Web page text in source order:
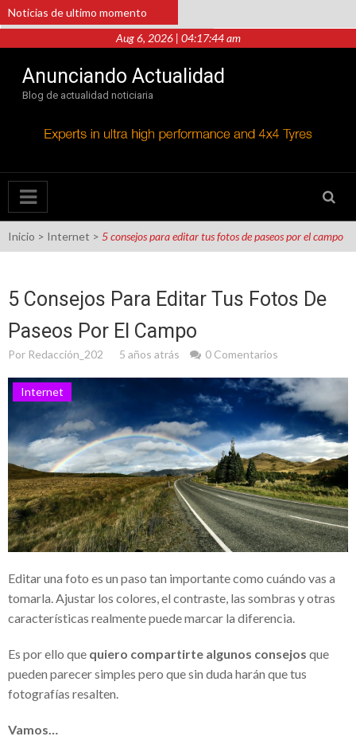
Saltar
Noticias de ultimo momento
Mejora el trámite de tu pensión con la
Modalidad 40 y aumenta tus semanas
cotizadas en el IMSS
respuesta
Cómo un pequeño emprendimiento se
convirtió en éxito gracias a la
¿Cómo buscar talento tecnológico?
falta de transparencia
El impacto de la corrupción en la industria
lechera mexicana: El caso de Teodoro
Espejo Barradas
Sempra Energy comprometida con el
desarrollo energético
energético en México y Estados Unidos
Comunicación en el entorno laboral
Crece el éxito de la red de medios
Albavisión de Ángel González / Grupo
¿Necesitas una VPN para trabajar desde
Aug 6, 2026 | 04:17:44 am
Anunciando Actualidad
Blog de actualidad noticiaria
Inicio > Internet > 5 consejos para editar tus fotos de paseos por el campo
5 Consejos Para Editar Tus Fotos De
Paseos Por El Campo
Por Redacción_202 5 años atrás 0 Comentarios
Internet
Editar una foto es un paso tan importante como cuándo vas a
tomarla. Ajustar los colores, el contraste, las sombras y otras
características realmente puede marcar la diferencia.
Es por ello que quiero compartirte algunos consejos que
pueden parecer simples pero que sin duda harán que tus
fotografías resalten.
Vamos…